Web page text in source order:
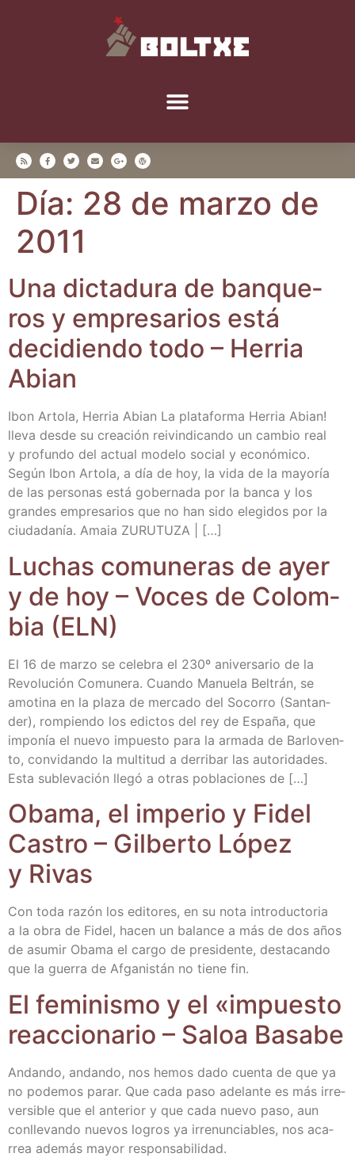
Día: 28 de marzo de
2011
Una dic­ta­du­ra de ban­que­
ros y empre­sa­rios está
deci­dien­do todo – Herria
Abian
Ibon Arto­la, Herria Abian La pla­ta­for­ma Herria Abian!
lle­va des­de su crea­ción rei­vin­di­can­do un cam­bio real
y pro­fun­do del actual mode­lo social y eco­nó­mi­co.
Según Ibon Arto­la, a día de hoy, la vida de la mayo­ría
de las per­so­nas está gober­na­da por la ban­ca y los
gran­des empre­sa­rios que no han sido ele­gi­dos por la
ciu­da­da­nía. Amaia ZURUTUZA | […]
Luchas comu­ne­ras de ayer
y de hoy – Voces de Colom­
bia (ELN)
El 16 de mar­zo se cele­bra el 230º ani­ver­sa­rio de la
Revo­lu­ción Comu­ne­ra. Cuan­do Manue­la Bel­trán, se
amo­ti­na en la pla­za de mer­ca­do del Soco­rro (San­tan­
der), rom­pien­do los edic­tos del rey de Espa­ña, que
impo­nía el nue­vo impues­to para la arma­da de Bar­lo­ven­
to, con­vi­dan­do la mul­ti­tud a derri­bar las auto­ri­da­des.
Esta suble­va­ción lle­gó a otras pobla­cio­nes de […]
Oba­ma, el impe­rio y Fidel
Cas­tro – Gil­ber­to López
y Rivas
Con toda razón los edi­to­res, en su nota intro­duc­to­ria
a la obra de Fidel, hacen un balan­ce a más de dos años
de asu­mir Oba­ma el car­go de pre­si­den­te, des­ta­can­do
que la gue­rra de Afga­nis­tán no tie­ne fin.
El femi­nis­mo y el «impues­to
reac­cio­na­rio – Saloa Basabe
Andan­do, andan­do, nos hemos dado cuen­ta de que ya
no pode­mos parar. Que cada paso ade­lan­te es más irre­
ver­si­ble que el ante­rior y que cada nue­vo paso, aun
con­lle­van­do nue­vos logros ya irre­nun­cia­bles, nos aca­
rrea ade­más mayor responsabilidad.